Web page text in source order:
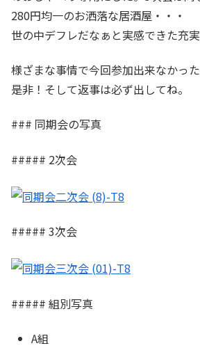
280円均一のお洒落な居酒屋・・・
世の中デフレだなぁと実感できた充実
様ざまな事情で今回参加出来なかっ
是非！そして返事は必ず出してね
### 同期会の写真
##### 2次会
##### 3次会
##### 組別写真
A組